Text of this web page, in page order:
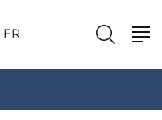
FR